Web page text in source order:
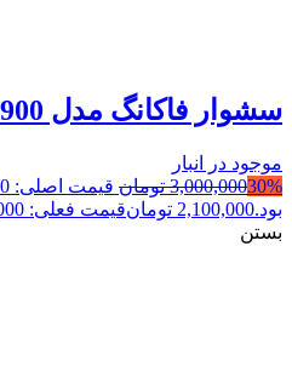
سشوار فاکانگ مدل Fakang FK-9900
موجود در انبار
30%
3,000,000 تومان
بود.2,100,000 تومانقیمت فعلی: 2,100,000 تومان.
بستن